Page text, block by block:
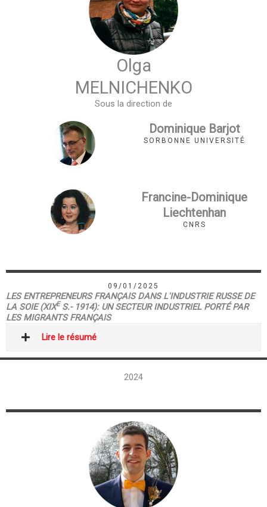
Olga
MELNICHENKO
Sous la direction de
Dominique Barjot
SORBONNE UNIVERSITÉ
Francine-Dominique
Liechtenhan
CNRS
09/01/2025
LES ENTREPRENEURS FRANÇAIS DANS L'INDUSTRIE RUSSE DE
LA SOIE (XIXES.- 1914): UN SECTEUR INDUSTRIEL PORTÉ PAR
LES MIGRANTS FRANÇAIS
Lire le résumé
2024